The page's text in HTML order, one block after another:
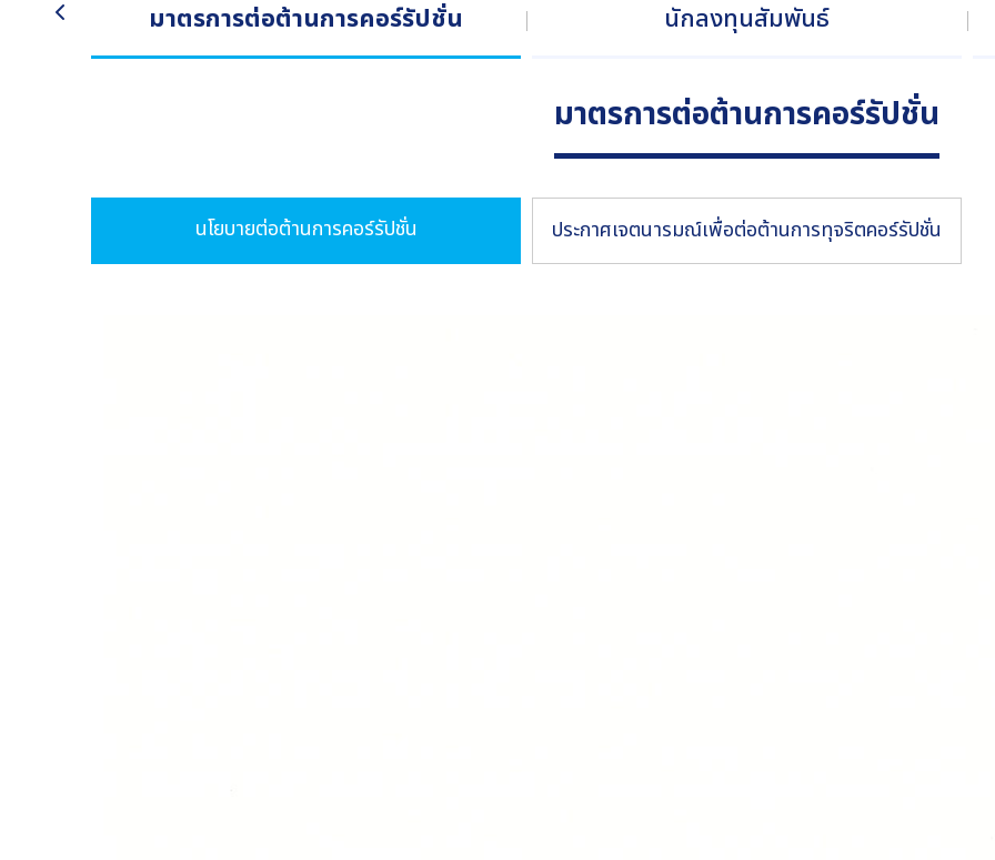
มาตรการต่อต้านการคอร์รัปชั่น นักลงทุนสัมพันธ์
มาตรการต่อต้านการคอร์รัปชั่น
นโยบายต่อต้านการคอร์รัปชั่น ประกาศเจตนารมณ์เพื่อต่อต้านการทุจริตคอร์รัปชั่น